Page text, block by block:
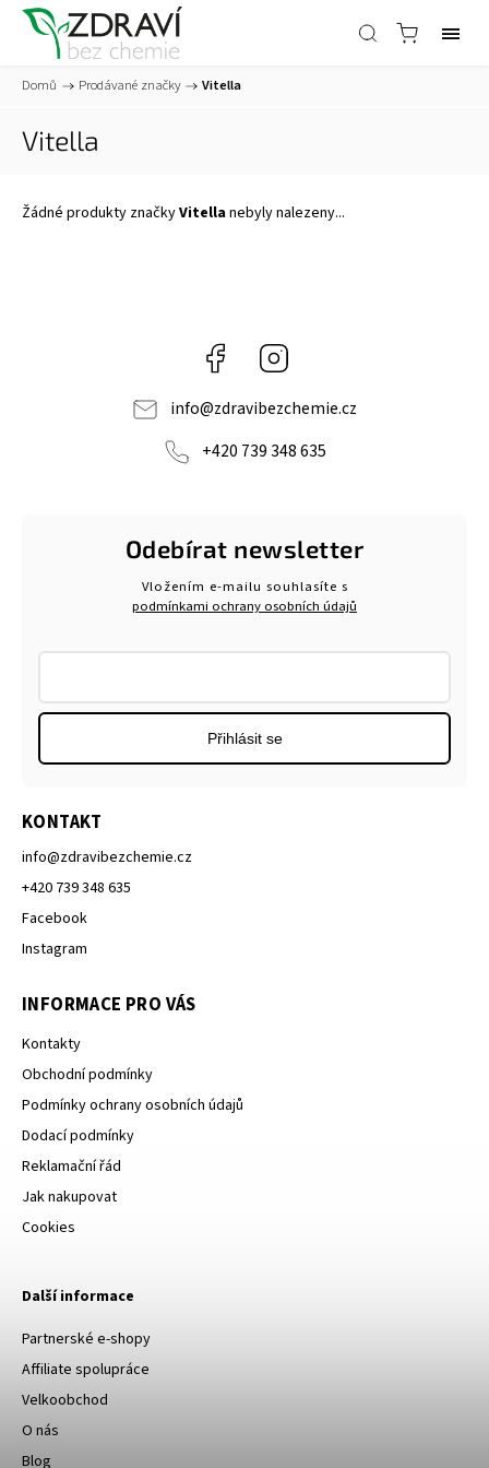
Domů / Prodávané značky / Vitella
Vitella
Žádné produkty značkyVitellanebyly nalezeny...
Facebook
info@zdravibezchemie.cz
+420 739 348 635
KONTAKT
info@zdravibezchemie.cz
+420 739 348 635
Facebook
Instagram
INFORMACE PRO VÁS
Kontakty
Obchodní podmínky
Podmínky ochrany osobních údajů
Dodací podmínky
Reklamační řád
Jak nakupovat
Cookies
Odebírat newsletter
Vložením e-mailu souhlasíte s
podmínkami ochrany osobních údajů
Přihlásit se
Další informace
Partnerské e-shopy
Affiliate spolupráce
Velkoobchod
O nás
Blog